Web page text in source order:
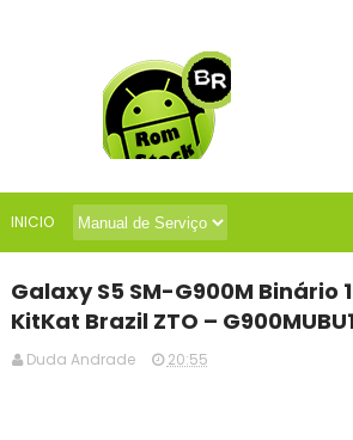
INICIO
Galaxy S5 SM-G900M Binário
KitKat Brazil ZTO –
Duda Andrade 20:55